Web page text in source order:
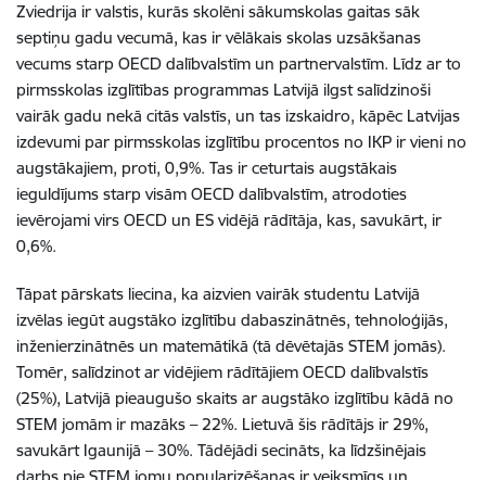
Zviedrija ir valstis, kurās skolēni sākumskolas gaitas sāk
septiņu gadu vecumā, kas ir vēlākais skolas uzsākšanas
vecums starp OECD dalībvalstīm un partnervalstīm. Līdz ar to
pirmsskolas izglītības programmas Latvijā ilgst salīdzinoši
vairāk gadu nekā citās valstīs, un tas izskaidro, kāpēc Latvijas
izdevumi par pirmsskolas izglītību procentos no IKP ir vieni no
augstākajiem, proti, 0,9%. Tas ir ceturtais augstākais
ieguldījums starp visām OECD dalībvalstīm, atrodoties
ievērojami virs OECD un ES vidējā rādītāja, kas, savukārt, ir
0,6%.
Tāpat pārskats liecina, ka aizvien vairāk studentu Latvijā
izvēlas iegūt augstāko izglītību dabaszinātnēs, tehnoloģijās,
inženierzinātnēs un matemātikā (tā dēvētajās STEM jomās).
Tomēr, salīdzinot ar vidējiem rādītājiem OECD dalībvalstīs
(25%), Latvijā pieaugušo skaits ar augstāko izglītību kādā no
STEM jomām ir mazāks – 22%. Lietuvā šis rādītājs ir 29%,
savukārt Igaunijā – 30%. Tādējādi secināts, ka līdzšinējais